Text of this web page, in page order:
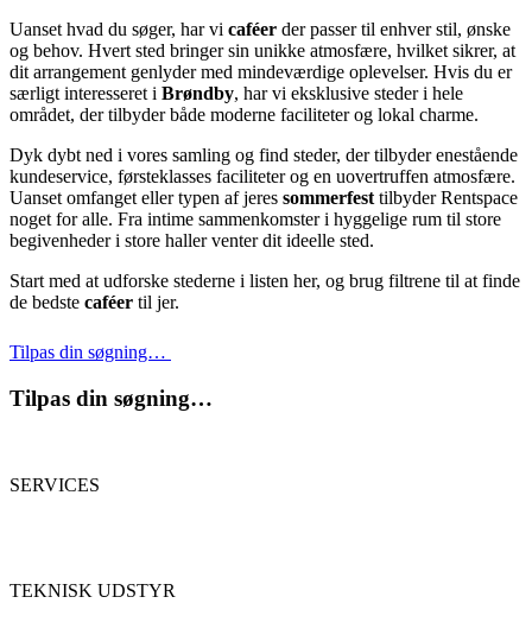
Uanset hvad du søger, har vi caféer der passer til enhver stil, ønske
og behov. Hvert sted bringer sin unikke atmosfære, hvilket sikrer, at
dit arrangement genlyder med mindeværdige oplevelser. Hvis du er
særligt interesseret i Brøndby, har vi eksklusive steder i hele
området, der tilbyder både moderne faciliteter og lokal charme.
Dyk dybt ned i vores samling og find steder, der tilbyder enestående
kundeservice, førsteklasses faciliteter og en uovertruffen atmosfære.
Uanset omfanget eller typen af jeres sommerfest tilbyder Rentspace
noget for alle. Fra intime sammenkomster i hyggelige rum til store
begivenheder i store haller venter dit ideelle sted.
Start med at udforske stederne i listen her, og brug filtrene til at finde
de bedste caféer til jer.
Tilpas din søgning…
Tilpas din søgning…
SERVICES
TEKNISK UDSTYR